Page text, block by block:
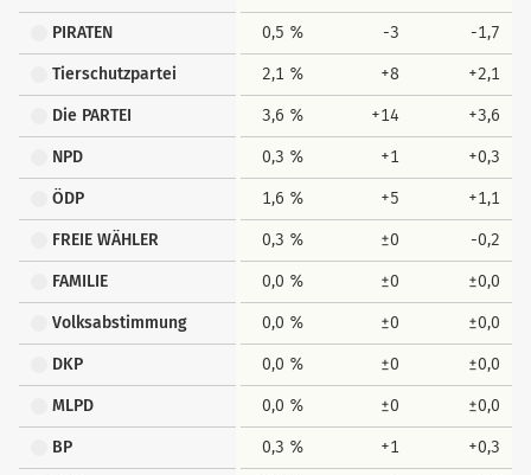
PIRATEN 0,5 % -3 -1,7
Tierschutzpartei 2,1 % +8 +2,1
Die PARTEI 3,6 % +14 +3,6
NPD 0,3 % +1 +0,3
ÖDP 1,6 % +5 +1,1
FREIE WÄHLER 0,3 % ±0 -0,2
FAMILIE 0,0 % ±0 ±0,0
Volksabstimmung 0,0 % ±0 ±0,0
DKP 0,0 % ±0 ±0,0
MLPD 0,0 % ±0 ±0,0
BP 0,3 % +1 +0,3